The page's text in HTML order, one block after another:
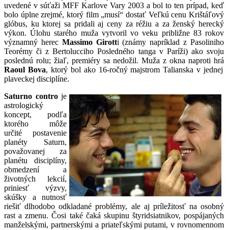
uvedené v súťaži MFF Karlove Vary 2003 a bol to ten prípad, keď
bolo úplne zrejmé, ktorý film „musí“ dostať Veľkú cenu Krištáľový
glóbus, ku ktorej sa pridali aj ceny za réžiu a za ženský herecký
výkon. Úlohu starého muža vytvoril vo veku približne 83 rokov
významný herec Massimo Girotti (známy napríklad z Pasoliniho
Teorémy či z Bertolucciho Posledného tanga v Paríži) ako svoju
poslednú rolu; žiaľ, premiéry sa nedožil. Muža z okna naproti hrá
Raoul Bova, ktorý bol ako 16-ročný majstrom Talianska v jednej
plaveckej disciplíne.
Saturno controje
astrologický
koncept, podľa
ktorého môže
určité postavenie
planéty Saturn,
považovanej za
planétu disciplíny,
obmedzení a
životných lekcií,
priniesť výzvy,
skúšky a nutnosť
riešiť dlhodobo odkladané problémy, ale aj príležitosť na osobný
rast a zmenu. Čosi také čaká skupinu štyridsiatnikov, pospájaných
manželskými, partnerskými a priateľskými putami, v rovnomennom